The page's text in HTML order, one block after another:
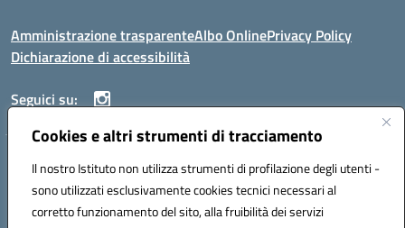
Cookies e altri strumenti di tracciamento
Il nostro Istituto non utilizza strumenti di profilazione degli utenti -
sono utilizzati esclusivamente cookies tecnici necessari al
corretto funzionamento del sito, alla fruibilità dei servizi
Amministrazione trasparenteAlbo OnlinePrivacy Policy
Dichiarazione di accessibilità
Seguici su:
ISTITUTO ISTRUZIONE SUPERIORE ANGELO ROTH
Codice fiscale: 80004310902 Codice meccanografico: SSIS019006
Telefono: 079951627